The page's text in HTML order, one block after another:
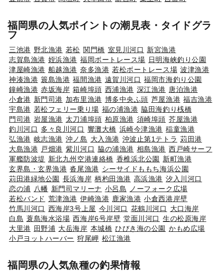
福岡県の人気ポイントの潮見表・タイドグラ
フ
三池港 野北漁港 若松 関門橋 室見川河口 新宮漁港
志賀島漁港 姪浜漁港 福岡ボートレース場 日明海峡釣り公園
津屋崎漁港 船越漁港 奈多漁港 若松ボートレース場 波津漁港
神湊漁港 簑島漁港 福間漁港 遠賀川河口 福岡市海釣り公園
鐘崎漁港 赤坂海岸 箱崎埠頭 西浦漁港 深江漁港 唐泊漁港
小倉港 新門司港 加布里漁港 博多中央ふ頭 芦屋漁港 福吉漁港
宇島港 若松フェリー乗り場 福の浦漁港 脇田海釣り桟橋
門司港 岩屋漁港 太刀浦埠頭 柏原漁港 須崎埠頭 芥屋漁港
釣川河口 多々良川河口 響灘大橋 浜崎今津漁港 稲童漁港
弘漁港 岐志漁港 沖ノ島 大入漁港 沖波止第1テトラ 苅田港
大島漁港 戸畑港 紫川河口 脇の浦漁港 相島漁港 西戸崎サーフ
軍艦防波堤 新北九州空港連絡橋 香椎浜北公園
新町漁港
玄界島・玄界漁港 沓尾漁港 シーサイドももち海浜公園
苅田港緑地公園 長浜海岸 柄杓田漁港 高浜漁港 汐入川河口
恋の浦
八幡 新門司マリーナ 小呂島
ノーフォーク広場
若松バンド 荒津漁港 伊崎漁港 鹿家漁港 小倉西港岸壁
竹馬川河口 西海岸3号上屋 今川河口 花鶴川河口
大口海岸
白島 蓑島海水浴場 西海岸6号岸壁 堂面川河口 生の松原海岸
大里港 田野浦 大岳海岸 本城橋 ひびき海の公園 かもめ広場
小戸ヨットハーバー 狩尾岬 松江漁港
福岡県の人気魚種の釣果情報